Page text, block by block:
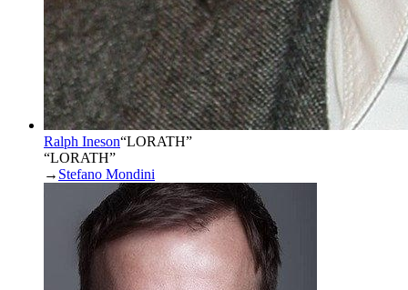
Ralph Ineson“LORATH”
“LORATH”
→ Stefano Mondini